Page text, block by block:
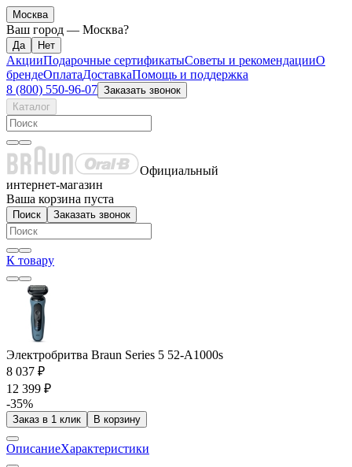
Москва
Ваш город — Москва?
АкцииПодарочные сертификатыСоветы и рекомендацииО
брендеОплатаДоставкаПомощь и поддержка
8 (800) 550-96-07 Заказать звонок
Каталог
Официальный
интернет-магазин
Ваша корзина пуста
Поиск Заказать звонок
К товару
Электробритва Braun Series 5 52-A1000s
8 037 ₽
12 399 ₽
-35%
Заказ в 1 клик В корзину
ОписаниеХарактеристики